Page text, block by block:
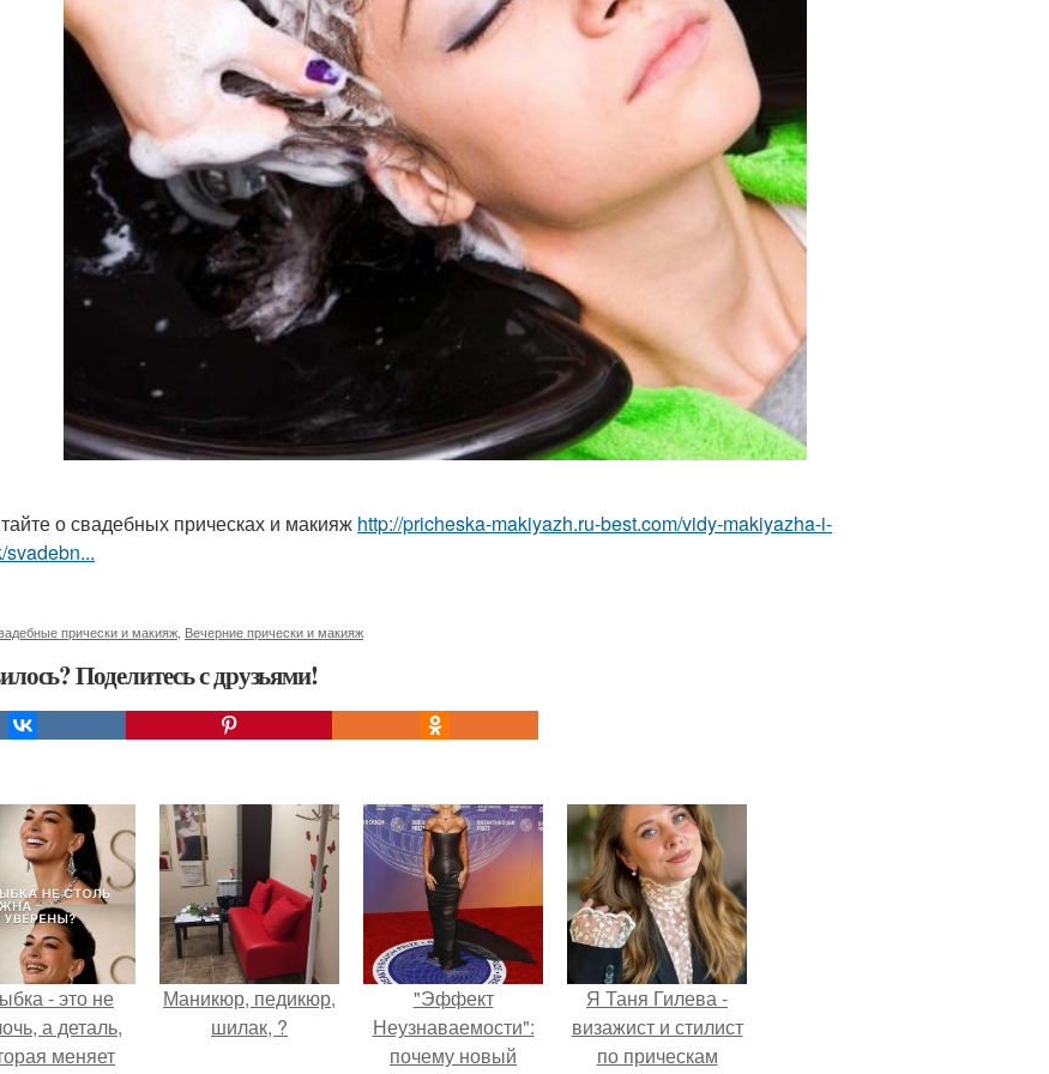
о свадебных прическах и макияж http://pricheska-makiyazh.ru-best.com/vidy-makiyazha-i-
прически и макияж Вечерние прически и макияж
Поделитесь с друзьями!
- это не
а деталь,
меняет
Маникюр, педикюр,
шилак, ?
"Эффект
Неузнаваемости":
почему новый
Я Таня Гилева -
визажист и стилист
по прическам